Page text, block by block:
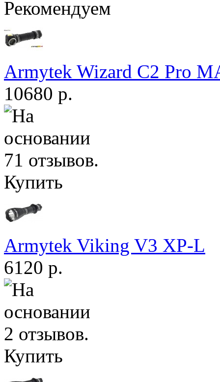
Рекомендуем
Armytek Wizard С2 Pro
10680 р.
Купить
Armytek Viking V3 XP-L
6120 р.
Купить